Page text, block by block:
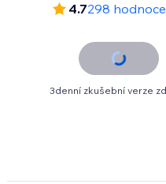
4.7298
3denní zkušební verze